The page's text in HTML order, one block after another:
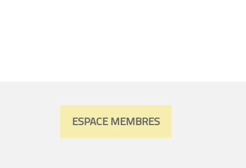
ESPACE MEMBRES